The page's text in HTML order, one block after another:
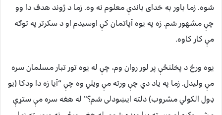
شوه. زما باور به خدای باندې معلوم نه وه. زما د ژوند هدف دا وو
چې مشهور شم. زه په یوه آپاتمان کې اوسیدم او د سکرتر په توګه
مې کار کاوه.
یوه ورځ د پخلنځې پر لور روان وم، چې له یوه تور تبار مسلمان سره
مې ولیدل. زما په یاد دي چې ورته مې ویلي وه چې “آيا زه دا ودكا (يو
ډول الکولي مشروب) دلته ایښودلی شم؟” له هغه سره مې ستړې